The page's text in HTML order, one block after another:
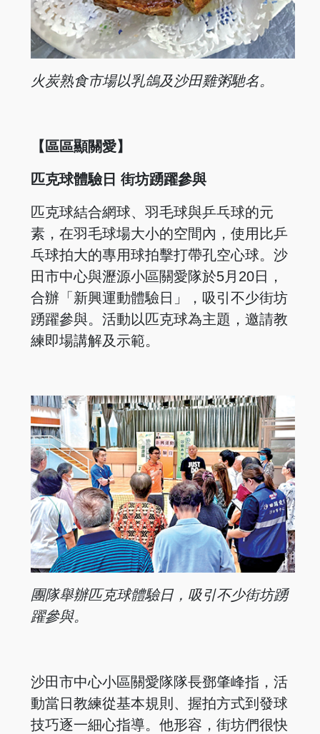
火炭熟食市場以乳鴿及沙田雞粥馳名。
【區區顯關愛】
匹克球體驗日 街坊踴躍參與
匹克球結合網球、羽毛球與乒乓球的元
素，在羽毛球場大小的空間內，使用比乒
乓球拍大的專用球拍擊打帶孔空心球。沙
田市中心與瀝源小區關愛隊於5月20日，
合辦「新興運動體驗日」，吸引不少街坊
踴躍參與。活動以匹克球為主題，邀請教
練即場講解及示範。
團隊舉辦匹克球體驗日，吸引不少街坊踴
躍參與。
沙田市中心小區關愛隊隊長鄧肇峰指，活
動當日教練從基本規則、握拍方式到發球
技巧逐一細心指導。他形容，街坊們很快